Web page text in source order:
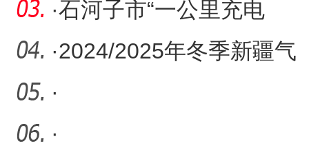
援服务实现全域覆盖
·石河子市“一公里充电
圈”让绿色出行便捷无忧
·2024/2025年冬季新疆气
温总体偏低 降水较常年少
两
·
·